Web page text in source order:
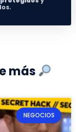
más
NEGOCIOS